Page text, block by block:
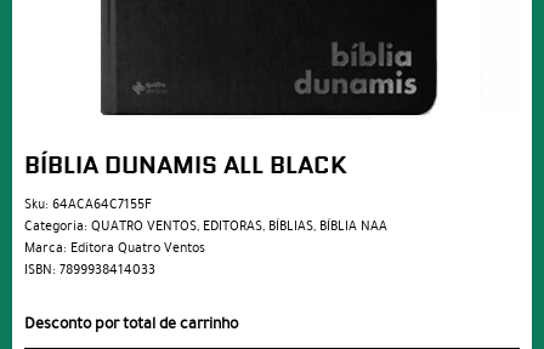
BÍBLIA DUNAMIS ALL BLACK
Sku: 64ACA64C7155F
Categoria: QUATRO VENTOS, EDITORAS, BÍBLIAS, BÍBLIA NAA
Marca: Editora Quatro Ventos
ISBN: 7899938414033
Desconto por total de carrinho